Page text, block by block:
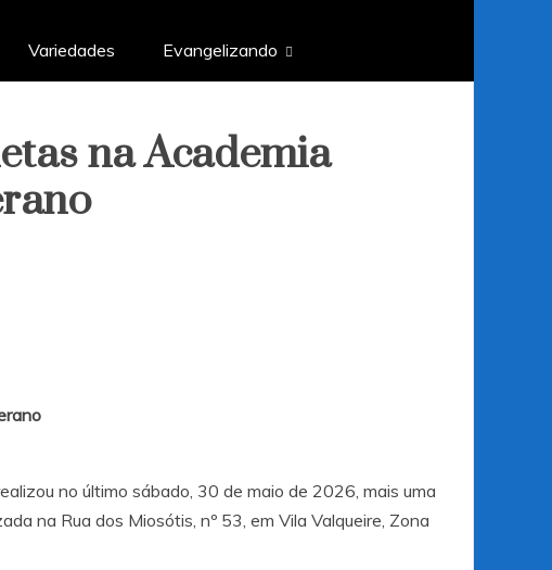
Variedades Evangelizando
na Academia
no último sábado, 30 de maio de 2026, mais uma
na Rua dos Miosótis, nº 53, em Vila Valqueire, Zona